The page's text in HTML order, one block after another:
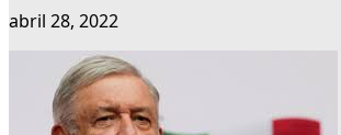
abril 28, 2022